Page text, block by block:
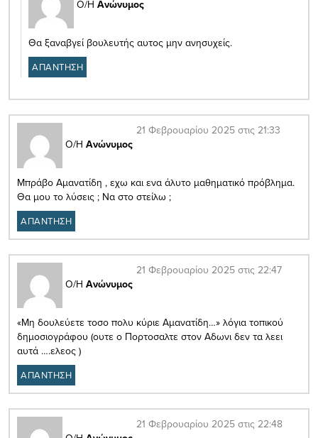
Ο/Η Ανώνυμος
Θα ξαναβγεί βουλευτής αυτος μην ανησυχείς.
ΑΠΑΝΤΗΣΗ
Ο/Η Ανώνυμος
21 Φεβρουαρίου 2025 στις 21:33
Μπράβο Αμανατίδη , εχω και ενα άλυτο μαθηματικό πρόβλημα.
Θα μου το λύσεις ; Να στο στείλω ;
ΑΠΑΝΤΗΣΗ
Ο/Η Ανώνυμος
21 Φεβρουαρίου 2025 στις 22:47
«Μη δουλεύετε τοσο πολυ κύριε Αμανατίδη…» λόγια τοπικού
δημοσιογράφου (ουτε ο Πορτοσαλτε στον Αδωνι δεν τα λεει
αυτά ….ελεος )
ΑΠΑΝΤΗΣΗ
21 Φεβρουαρίου 2025 στις 22:48